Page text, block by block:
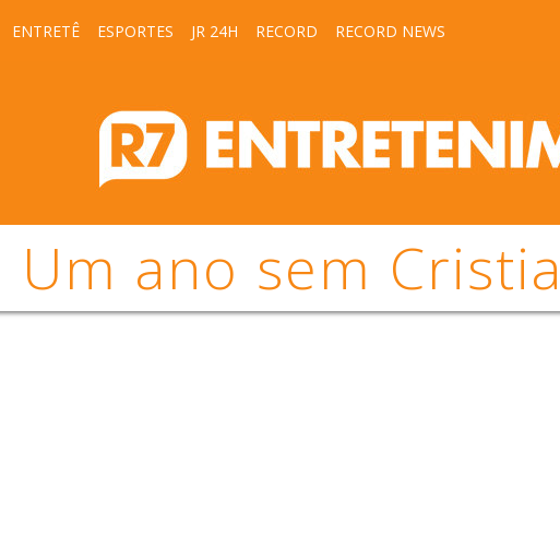
ENTRETÊ ESPORTES JR 24H RECORD RECORD NEWS
Um ano sem